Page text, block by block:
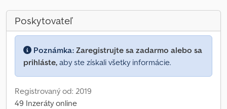
Poskytovateľ
Poznámka: Zaregistrujte sa zadarmo alebo sa
prihláste, aby ste získali všetky informácie.
Registrovaný od: 2019
49 Inzeráty online